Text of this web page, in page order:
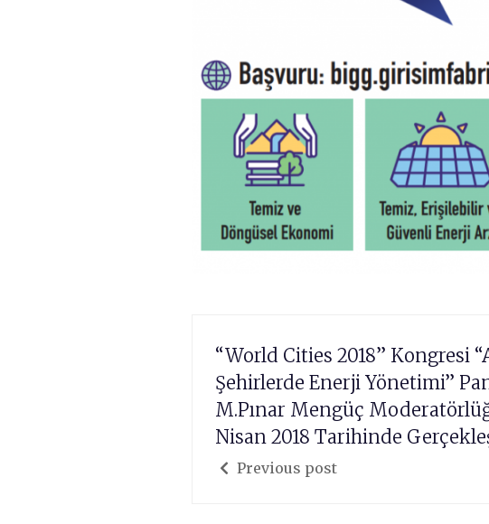
“World Cities 2018” Kongresi
Şehirlerde Enerji Yönetimi”
M.Pınar Mengüç
Nisan 2018 Tarihinde
Previous post